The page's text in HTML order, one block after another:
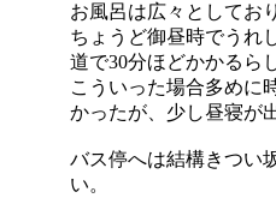
お風呂は広々としてお
ちょうど御昼時でうれ
道で30分ほどかかるら
こういった場合多めに
かったが、少し昼寝が
バス停へは結構きつい
い。